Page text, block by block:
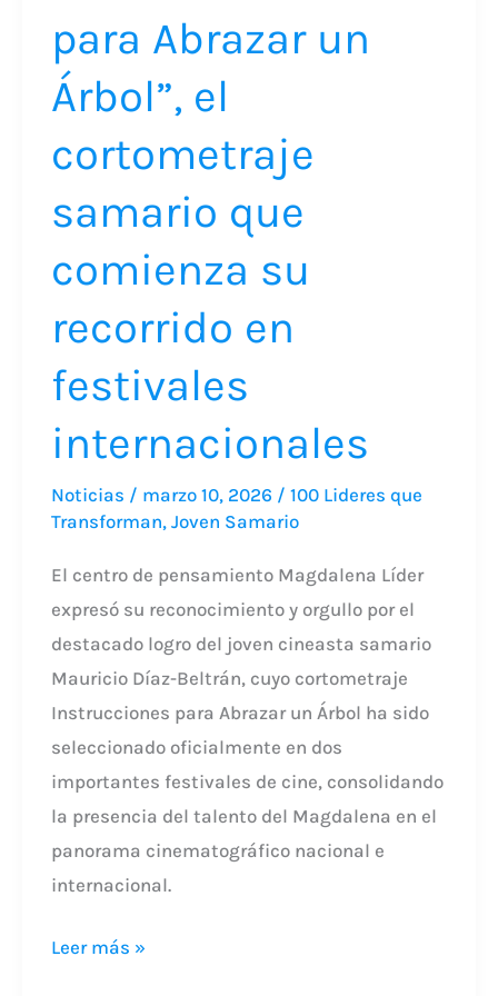
para Abrazar un
Árbol”, el
cortometraje
samario que
comienza su
recorrido en
festivales
internacionales
Noticias / marzo 10, 2026 / 100 Lideres que
Transforman, Joven Samario
El centro de pensamiento Magdalena Líder
expresó su reconocimiento y orgullo por el
destacado logro del joven cineasta samario
Mauricio Díaz-Beltrán, cuyo cortometraje
Instrucciones para Abrazar un Árbol ha sido
seleccionado oficialmente en dos
importantes festivales de cine, consolidando
la presencia del talento del Magdalena en el
panorama cinematográfico nacional e
internacional.
festivales
internacionales
Leer más »